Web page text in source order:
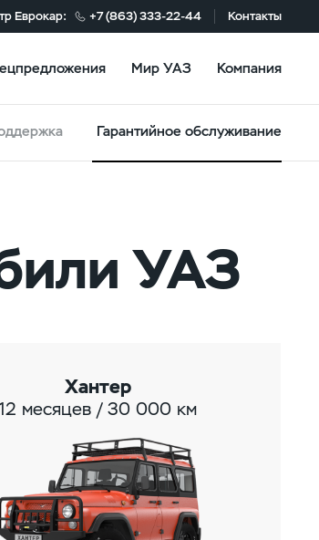
Еврокар: +7 (863) 333-22-44 Контакты
Мир УАЗ Компания
Гарантийное обслуживание
УАЗ
Хантер
месяцев / 30 000 км